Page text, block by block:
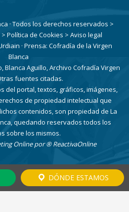
· Todos los derechos reservados >
> Política de Cookies > Aviso legal
· Prensa: Cofradía de la Virgen
Blanca
Blanca Aguillo, Archivo Cofradía Virgen
fuentes citadas.
del portal, textos, gráficos, imágenes,
de propiedad intelectual que
contenidos, son propiedad de La
quedando reservados todos los
sobre los mismos.
Online por® ReactivaOnline
DÓNDE ESTAMOS